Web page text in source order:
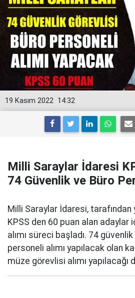
14:32
19 Kasım 2022
Milli Saraylar İdaresi
74 Güvenlik ve Büro
Milli Saraylar İdaresi, tarafından
KPSS den 60 puan alan adaylar
alımı süreci başladı. 74
personeli alımı yapılacak olan
müze görevlisi alımı yapılacağı